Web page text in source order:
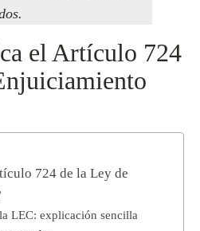
el Artículo 724
724 de la Ley de
LEC: explicación sencilla